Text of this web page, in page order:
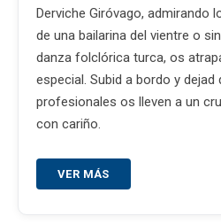
Derviche Giróvago, admirando
de una bailarina del vientre o
danza folclórica turca, os
especial. Subid a bordo y
profesionales os lleven a un
con cariño.
VER MÁS